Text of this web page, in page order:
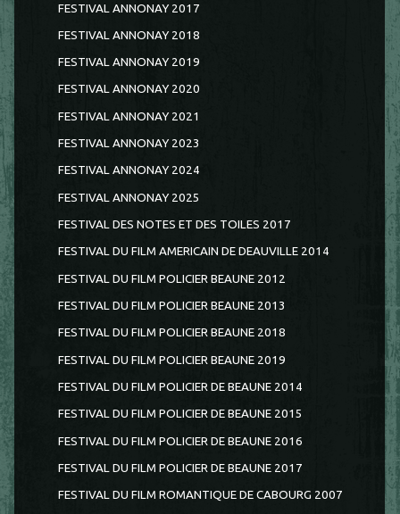
FESTIVAL ANNONAY 2017
FESTIVAL ANNONAY 2018
FESTIVAL ANNONAY 2019
FESTIVAL ANNONAY 2020
FESTIVAL ANNONAY 2021
FESTIVAL ANNONAY 2023
FESTIVAL ANNONAY 2024
FESTIVAL ANNONAY 2025
FESTIVAL DES NOTES ET DES TOILES 2017
FESTIVAL DU FILM AMERICAIN DE DEAUVILLE 2014
FESTIVAL DU FILM POLICIER BEAUNE 2012
FESTIVAL DU FILM POLICIER BEAUNE 2013
FESTIVAL DU FILM POLICIER BEAUNE 2018
FESTIVAL DU FILM POLICIER BEAUNE 2019
FESTIVAL DU FILM POLICIER DE BEAUNE 2014
FESTIVAL DU FILM POLICIER DE BEAUNE 2015
FESTIVAL DU FILM POLICIER DE BEAUNE 2016
FESTIVAL DU FILM POLICIER DE BEAUNE 2017
FESTIVAL DU FILM ROMANTIQUE DE CABOURG 2007